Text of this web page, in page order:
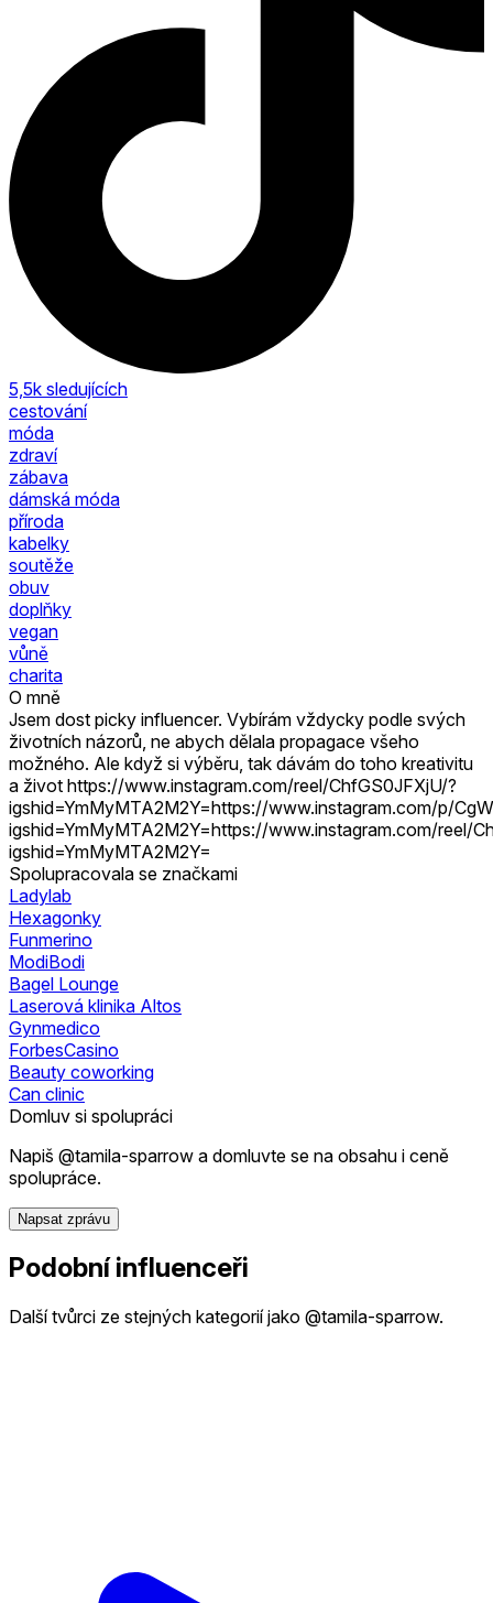
5,5k sledujících
cestování
móda
zdraví
zábava
dámská móda
příroda
kabelky
soutěže
obuv
doplňky
vegan
vůně
charita
O mně
Jsem dost picky influencer. Vybírám vždycky podle svých
životních názorů, ne abych dělala propagace všeho
možného. Ale když si výběru, tak dávám do toho kreativitu
a život https://www.instagram.com/reel/ChfGS0JFXjU/?
igshid=YmMyMTA2M2Y=https://www.instagram.com/p/
igshid=YmMyMTA2M2Y=https://www.instagram.com/reel/
igshid=YmMyMTA2M2Y=
Spolupracovala se značkami
Ladylab
Hexagonky
Funmerino
ModiBodi
Bagel Lounge
Laserová klinika Altos
Gynmedico
ForbesCasino
Beauty coworking
Can clinic
Domluv si spolupráci
Napiš @tamila-sparrow a domluvte se na obsahu i ceně
spolupráce.
Napsat zprávu
Podobní influenceři
Další tvůrci ze stejných kategorií jako @tamila-sparrow.